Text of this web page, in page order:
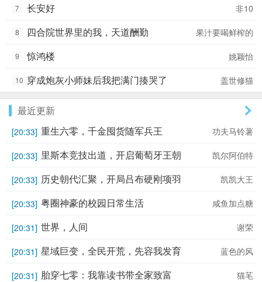
《共书仙侠》，小说流行插曲《星空恋语》欢
7 长安好 非10
8 四合院世界里的我，天道酬勤 果汁要喝鲜榨的
9 惊鸿楼 姚颖怡
10 穿成炮灰小师妹后我把满门揍哭了 盖世修猫
最近更新
[20:33] 功夫马铃薯
重生六零，千金囤货随军兵王
[20:33] 凯尔阿伯特
里斯本竞技出道，开启葡萄牙王朝
[20:33] 凯凯大王
历史朝代汇聚，开局吕布硬刚项羽
[20:33] 咸鱼加点糖
粤圈神豪的校园日常生活
[20:31] 谢荣
世界，人间
[20:31] 蓝色的风
星域巨变，全民开荒，先容我发育
[20:31] 猫芼
胎穿七零：我靠读书带全家致富